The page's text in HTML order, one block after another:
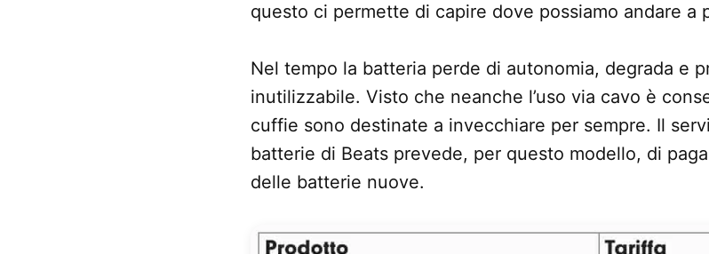
questo ci permette di capire dove possiamo andare a
Nel tempo la batteria perde di autonomia, degrada e
inutilizzabile. Visto che neanche l’uso via cavo è
cuffie sono destinate a invecchiare per sempre. Il
batterie di Beats prevede, per questo modello, di
delle batterie nuove.